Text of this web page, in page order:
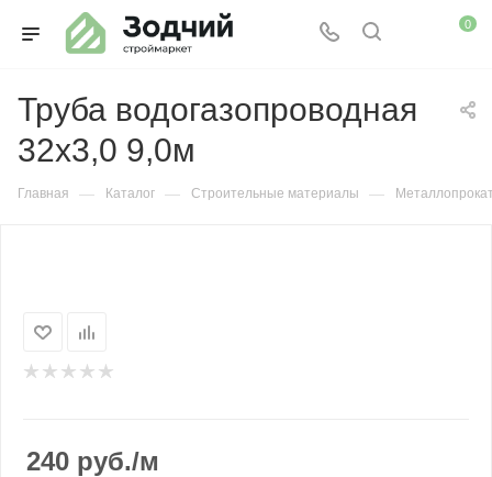
0
Труба водогазопроводная
32х3,0 9,0м
Главная — Каталог — Строительные материалы —
240 руб./м